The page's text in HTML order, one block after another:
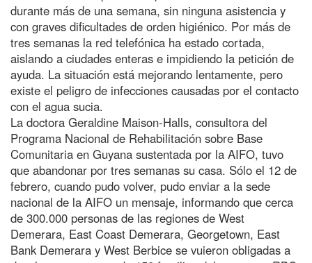
durante más de una semana, sin ninguna asistencia y
con graves dificultades de orden higiénico. Por más de
tres semanas la red telefónica ha estado cortada,
aislando a ciudades enteras e impidiendo la petición de
ayuda. La situación está mejorando lentamente, pero
existe el peligro de infecciones causadas por el contacto
con el agua sucia.
La doctora Geraldine Maison-Halls, consultora del
Programa Nacional de Rehabilitación sobre Base
Comunitaria en Guyana sustentada por la AIFO, tuvo
que abandonar por tres semanas su casa. Sólo el 12 de
febrero, cuando pudo volver, pudo enviar a la sede
nacional de la AIFO un mensaje, informando que cerca
de 300.000 personas de las regiones de West
Demerara, East Coast Demerara, Georgetown, East
Bank Demerara y West Berbice se vuieron obligadas a